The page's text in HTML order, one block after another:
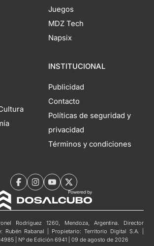
Juegos
MDZ Tech
Napsix
INSTITUCIONAL
Publicidad
Contacto
Políticas de seguridad y
privacidad
Términos y condiciones
Rodríguez 1260, Mendoza, Argentina. Director
Rubén Rabanal | Propietario: Territorio Digital S.A. |
| Nº de Edición 6941 | 09 de agosto de 2026